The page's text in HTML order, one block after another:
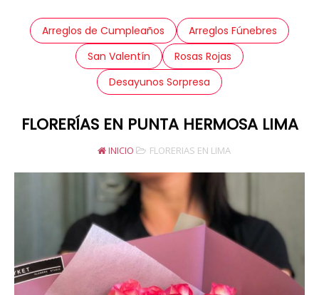
Arreglos de Cumpleaños
Arreglos Fúnebres
San Valentín
Rosas Rojas
Desayunos Sorpresa
FLORERÍAS EN PUNTA HERMOSA LIMA
INICIO FLORERIAS EN LIMA